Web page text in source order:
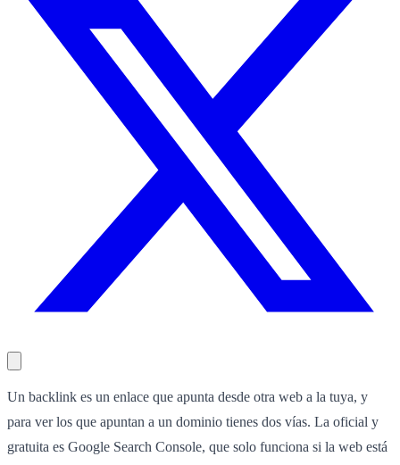
Un backlink es un enlace que apunta desde otra web a la tuya, y
para ver los que apuntan a un dominio tienes dos vías. La oficial y
gratuita es Google Search Console, que solo funciona si la web está